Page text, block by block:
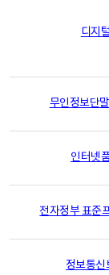
디지
무인정보단
인터넷
전자정부 표준
정보통신